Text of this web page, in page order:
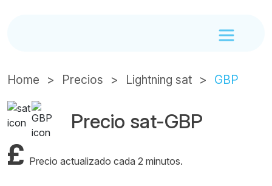
Home Precios Lightning sat GBP
Precio sat-GBP
£ Precio actualizado cada 2 minutos.